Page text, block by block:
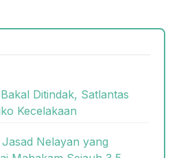
Ditindak, Satlantas
Kecelakaan
Nelayan yang